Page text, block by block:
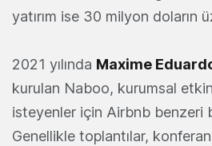
yatırım ise 30 milyon doların
2021 yılında Maxime
kurulan Naboo, kurumsal
isteyenler için Airbnb benzeri
Genellikle toplantılar,